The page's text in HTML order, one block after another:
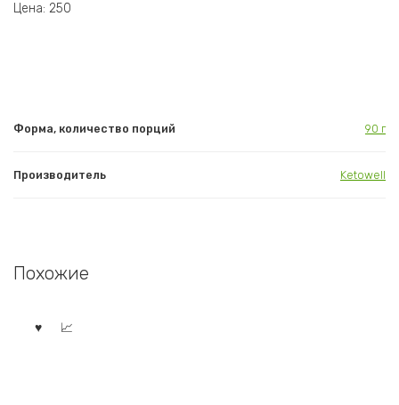
Цена: 250
Форма, количество порций 90 г
Производитель Ketowell
Похожие